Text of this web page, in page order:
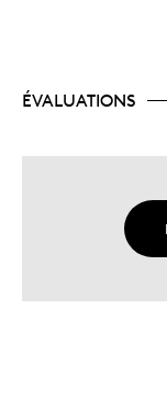
ÉVALUATIONS